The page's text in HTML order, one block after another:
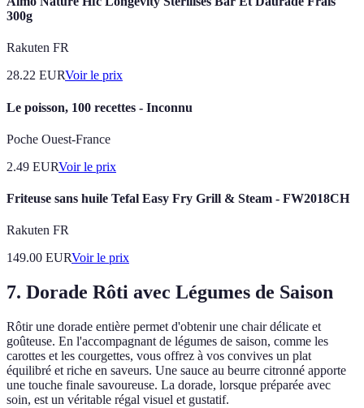
300g
Rakuten FR
28.22 EURVoir le prix
Le poisson, 100 recettes - Inconnu
Poche Ouest-France
2.49 EURVoir le prix
Friteuse sans huile Tefal Easy Fry Grill & Steam - FW2018CH
Rakuten FR
149.00 EURVoir le prix
7. Dorade Rôti avec Légumes de Saison
Rôtir une dorade entière permet d'obtenir une chair délicate et
goûteuse. En l'accompagnant de légumes de saison, comme les
carottes et les courgettes, vous offrez à vos convives un plat
équilibré et riche en saveurs. Une sauce au beurre citronné apporte
une touche finale savoureuse. La dorade, lorsque préparée avec
soin, est un véritable régal visuel et gustatif.